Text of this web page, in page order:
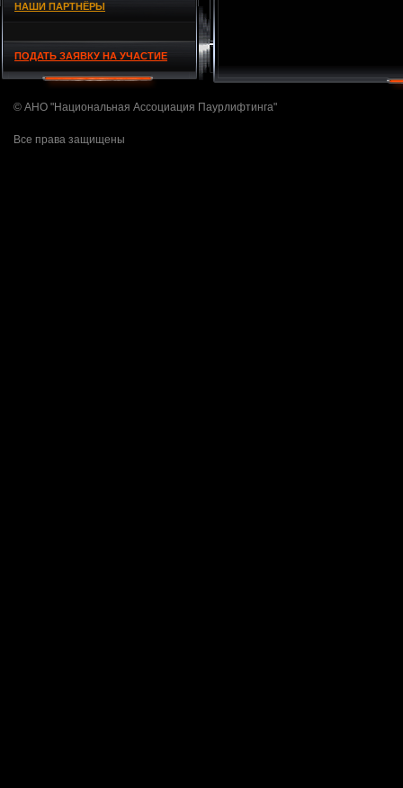
НАШИ ПАРТНЁРЫ
ПОДАТЬ ЗАЯВКУ НА УЧАСТИЕ
© АНО "Национальная Ассоциация Паурлифтинга"
Все права защищены